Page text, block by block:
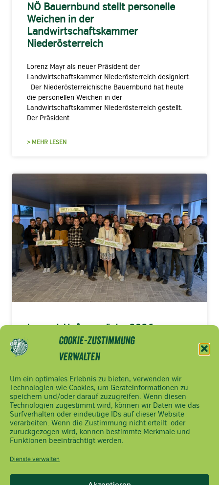
Cookie-Zustimmung
verwalten
Um ein optimales Erlebnis zu bieten, verwenden wir
Technologien wie Cookies, um Geräteinformationen zu
speichern und/oder darauf zuzugreifen. Wenn diesen
Technologien zugestimmt wird, können wir Daten wie das
Surfverhalten oder eindeutige IDs auf dieser Website
verarbeiten. Wenn die Zustimmung nicht erteilt oder
zurückgezogen wird, können bestimmte Merkmale und
Funktionen beeinträchtigt werden.
Dienste verwalten
NÖ Bauernbund stellt personelle
Weichen in der
Landwirtschaftskammer
Niederösterreich
Lorenz Mayr als neuer Präsident der
Landwirtschaftskammer Niederösterreich designiert.
Der Niederösterreichische Bauernbund hat heute
die personellen Weichen in der
Landwirtschaftskammer Niederösterreich gestellt.
Der Präsident
> MEHR LESEN
Jugend-Hofgespräche 2026
> MEHR LESEN
NÖ
Bauernbund
Ferstlergasse
4,
3100 St.
Pölten
Impressum
Datenschutzerklärung
Cookie Hinweis